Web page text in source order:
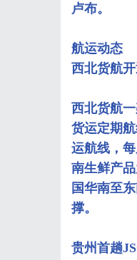
卢布。
航运动态
西北货航
西北货航
货运定期
运航线，
南生鲜产
国华南至
撑。
贵州首趟